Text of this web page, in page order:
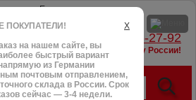
тел.: +7 (966) 095-27-92
доставим в любую точку России!
X
ПОКУПАТЕЛИ!
на нашем сайте, вы
быстрый вариант
из Германии
почтовым отправлением,
склада в России. Срок
сейчас — 3-4 недели.